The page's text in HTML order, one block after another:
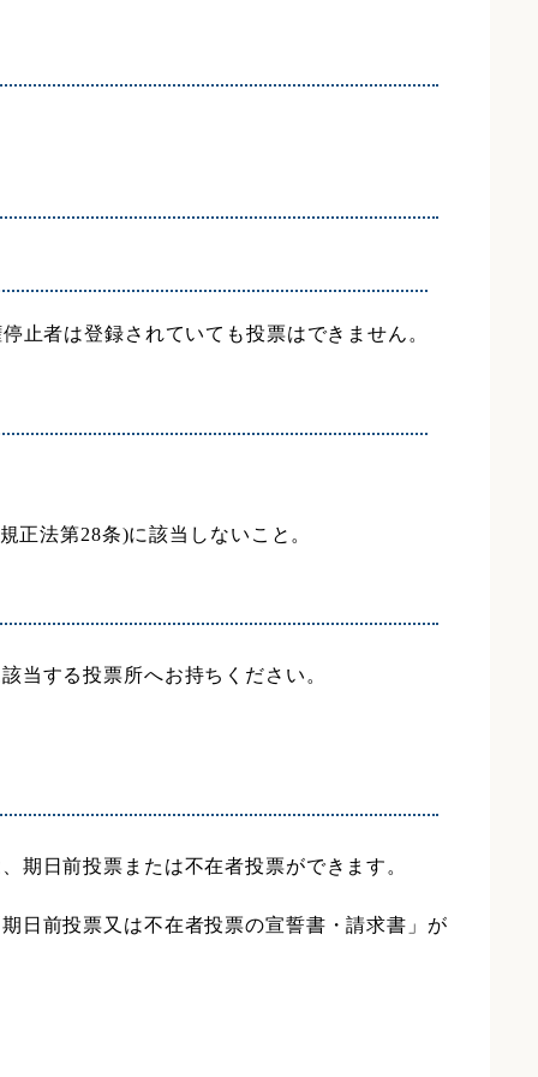
止者は登録されていても投票はできません。
正法第28条)に該当しないこと。
当する投票所へお持ちください。
期日前投票または不在者投票ができます。
日前投票又は不在者投票の宣誓書・請求書」が